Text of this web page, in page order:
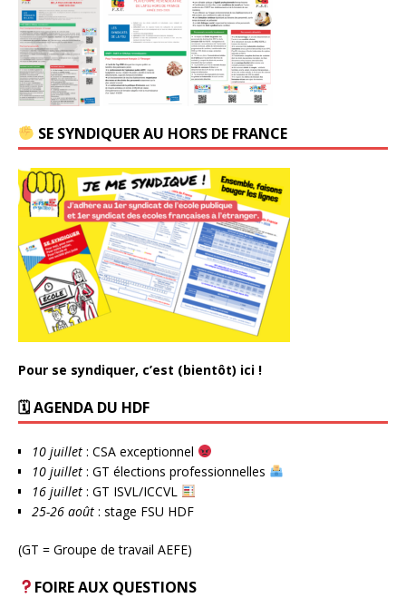
SE SYNDIQUER AU HORS DE FRANCE
Pour se syndiquer, c’est (bientôt) ici !
🗓 AGENDA DU HDF
10 juillet : CSA exceptionnel
10 juillet : GT élections professionnelles
16 juillet : GT ISVL/ICCVL
25-26 août : stage FSU HDF
(GT = Groupe de travail AEFE)
FOIRE AUX QUESTIONS